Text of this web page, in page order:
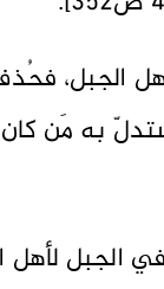
الجبل،
به مَن
الجبل لأهل